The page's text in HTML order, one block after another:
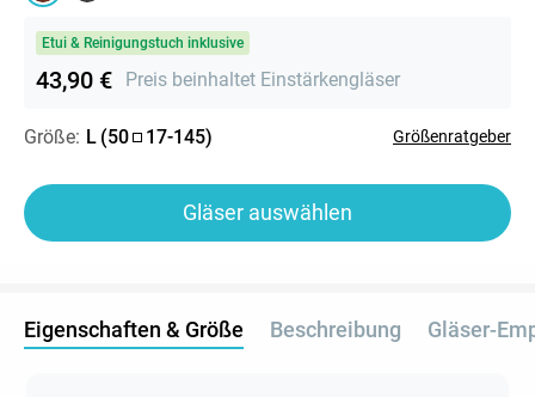
Etui & Reinigungstuch inklusive
43,90 € Preis beinhaltet Einstärkengläser
Größe: L (50 17-145) Größenratgeber
Gläser auswählen
Eigenschaften & Größe Beschreibung Gläser-